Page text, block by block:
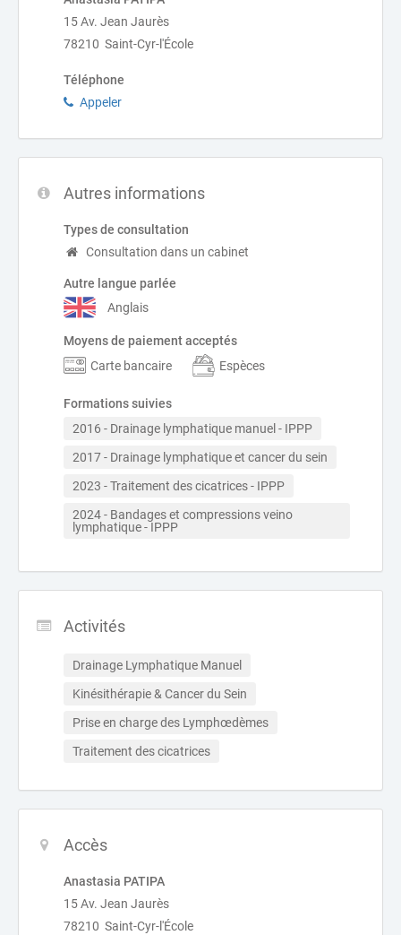
15 Av. Jean Jaurès
78210 Saint-Cyr-l'École
Téléphone
Appeler
Autres informations
Types de consultation
Consultation dans un cabinet
Autre langue parlée
Anglais
Moyens de paiement acceptés
Carte bancaire
Espèces
Formations suivies
2016 - Drainage lymphatique manuel - IPPP
2017 - Drainage lymphatique et cancer du sein
2023 - Traitement des cicatrices - IPPP
2024 - Bandages et compressions veino
lymphatique - IPPP
Activités
Drainage Lymphatique Manuel
Kinésithérapie & Cancer du Sein
Prise en charge des Lymphœdèmes
Traitement des cicatrices
Accès
Anastasia PATIPA
15 Av. Jean Jaurès
78210 Saint-Cyr-l'École